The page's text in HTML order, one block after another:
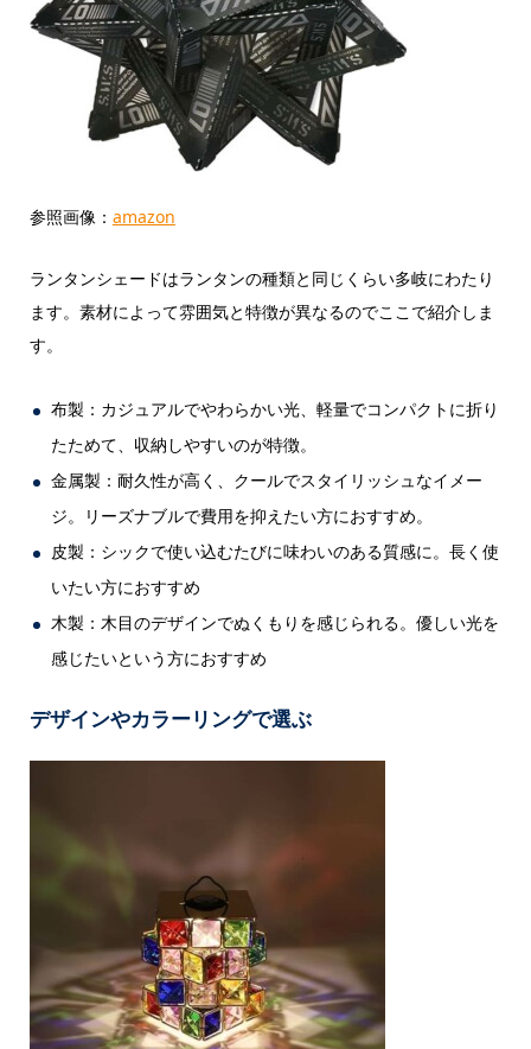
参照画像： amazon
ランタンシェードはランタンの種類と同じくらい多岐にわたり
ます。素材によって雰囲気と特徴が異なるのでここで紹介しま
す。
布製：カジュアルでやわらかい光、軽量でコンパクトに折り
たためて、収納しやすいのが特徴。
金属製：耐久性が高く、クールでスタイリッシュなイメー
ジ。リーズナブルで費用を抑えたい方におすすめ。
皮製：シックで使い込むたびに味わいのある質感に。長く使
いたい方におすすめ
木製：木目のデザインでぬくもりを感じられる。優しい光を
感じたいという方におすすめ
デザインやカラーリングで選ぶ